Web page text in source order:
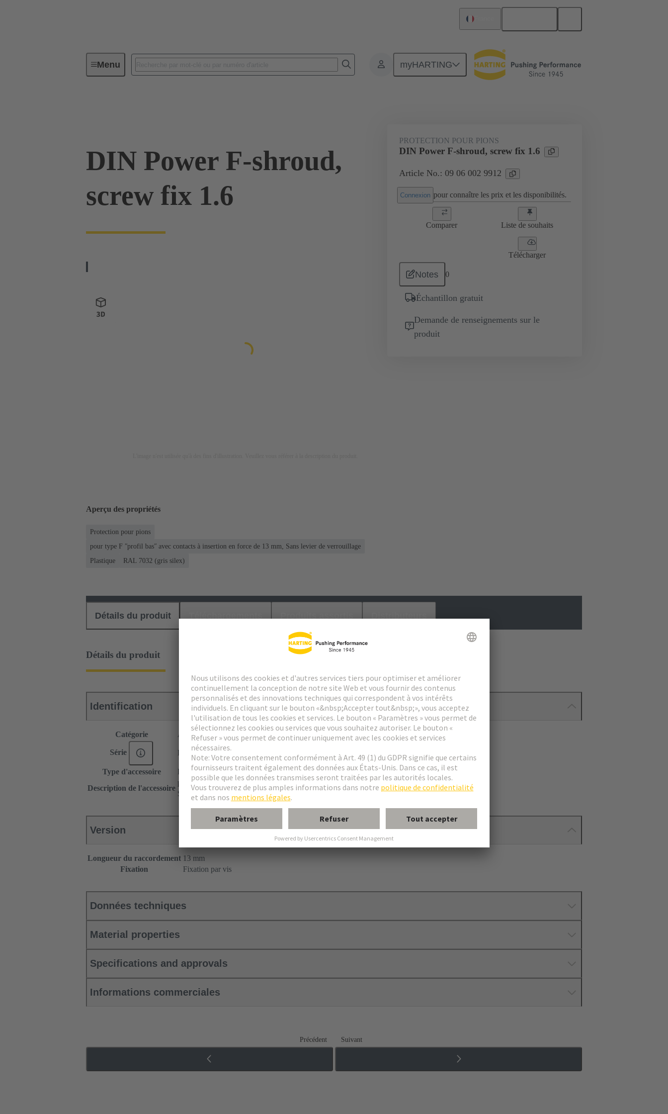
Menu myHARTING
Connectivité d'Equipements Connecteurs carte à carte Produits Raccordement carte mère à carte fille
DIN Power F-shroud,
screw fix 1.6
PROTECTION POUR PIONS
DIN Power F-shroud, screw fix 1.6
Article No.: 09 06 002 9912
Connexion pour connaître les prix et les disponibilités.
Comparer Liste de souhaits
Télécharger
Notes 0
Échantillon gratuit
Demande de renseignements sur le
produit
Aperçu des propriétés
Protection pour pions
pour type F ʺprofil basʺ avec contacts à insertion en force de 13 mm, Sans levier de verrouillage
Plastique
RAL 7032 (gris silex)
Détails du produit
Détails du produit
Identification
Catégorie Accessoires
Série DIN 41612
Type d'accessoire
Protection pour pions
Description de l'accessoire
pour type F ʺprofil basʺ avec contacts à insertion en force de 13 mm
Sans levier de verrouillage
Version
Longueur du raccordement 13 mm
Fixation
Fixation par vis
Données techniques
Material properties
Specifications and approvals
Informations commerciales
Précédent Suivant